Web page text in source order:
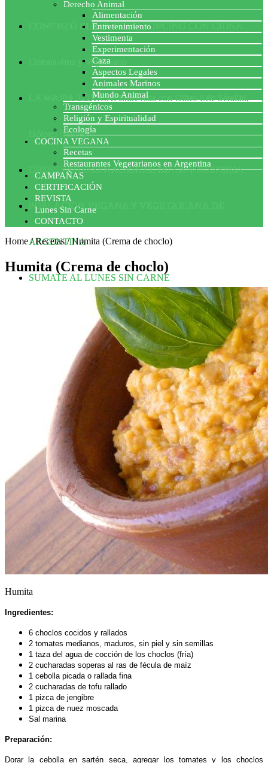
COMENZÓ EL ACUERDO PORCINO CON CHINA
Coronavirus y Veganismo
LA MAFIA TÓXICA: Entrevista con Gilles-Eric Séralini,
biólogo francés
OBSERVATORIO NACIONAL DE LA VEGEFOBIA
POBLACION VEGANA Y VEGETARIANA DE
ARGENTINA
SUMATE AL LUNES SIN CARNE
Derecho Animal
Alimentación
Entretenimiento
Vestimenta
Experimentación
Caza
Aspectos Legales
Animales Marinos
Mundo Animal
Transgénicos
Religión y Espiritualidad
Ecología
COCINA VEGANA
Recetas
Restaurantes Vegetarianos en Argentina
CAMPAÑAS
CERTIFICACIÓN
REVISTA
Lunes Sin Carne
CONTACTO
Home/Recetas/Humita (Crema de choclo)
Humita (Crema de choclo)
Humita
Ingredientes:
6 choclos cocidos y rallados
2 tomates medianos, maduros, sin piel y sin semillas
1 taza del agua de cocción de los choclos (fría)
2 cucharadas soperas al ras de fécula de maíz
1 cebolla picada o rallada fina
2 cucharadas de tofu rallado
1 pizca de jengibre
1 pizca de nuez moscada
Sal marina
Preparación:
Dorar la cebolla en sartén seca, agregar los tomates y los choclos